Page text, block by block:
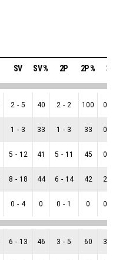
SV SV % 2P 2P % 3P
2 - 5 40 2 - 2 100 0
1 - 3 33 1 - 3 33 0
5 - 12 41 5 - 11 45 0
8 - 18 44 6 - 14 42 2
0 - 4 0 0 - 1 0 0
6 - 13 46 3 - 5 60 3